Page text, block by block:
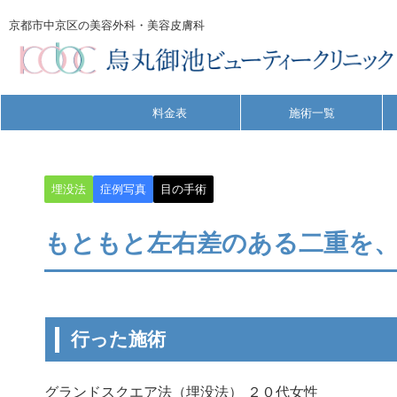
京都市中京区の美容外科・美容皮膚科
料金表 施術一覧
埋没法 症例写真 目の手術
もともと左右差のある二重を
行った施術
グランドスクエア法（埋没法） ２０代女性